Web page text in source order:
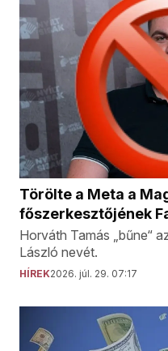
Törölte a Meta a
főszerkesztőjének
Horváth Tamás „bűne“
László nevét.
HÍREK2026. júl. 29. 07:17